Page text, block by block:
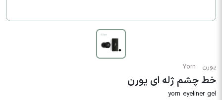
یورن Yorn
خط چشم ژله ای یورن
yorn eyeliner gel